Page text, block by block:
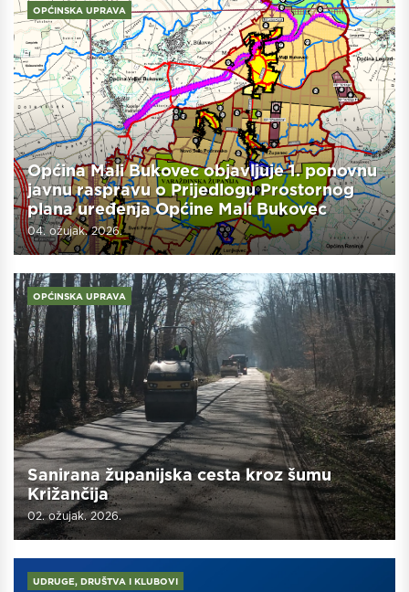
OPĆINSKA UPRAVA
Općina Mali Bukovec objavljuje 1. ponovnu
javnu raspravu o Prijedlogu Prostornog
plana uređenja Općine Mali Bukovec
04. ožujak. 2026.
OPĆINSKA UPRAVA
Sanirana županijska cesta kroz šumu
Križančija
02. ožujak. 2026.
UDRUGE, DRUŠTVA I KLUBOVI